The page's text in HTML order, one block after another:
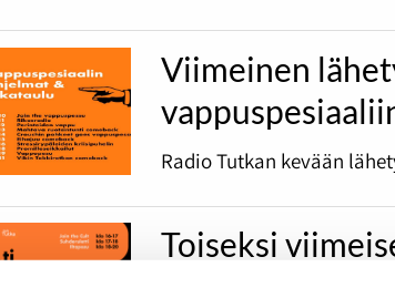
Viimeinen
Radio Tutkan kevään
Toiseksi